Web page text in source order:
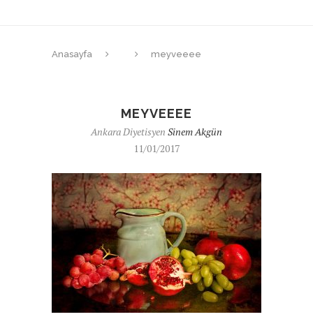
Anasayfa meyveeee
MEYVEEEE
Ankara Diyetisyen Sinem Akgün
11/01/2017